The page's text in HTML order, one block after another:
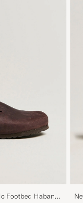
Footbed Habana